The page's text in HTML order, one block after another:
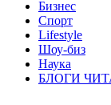
Бизнес
Спорт
Lifestyle
Шоу-биз
Наука
БЛОГИ